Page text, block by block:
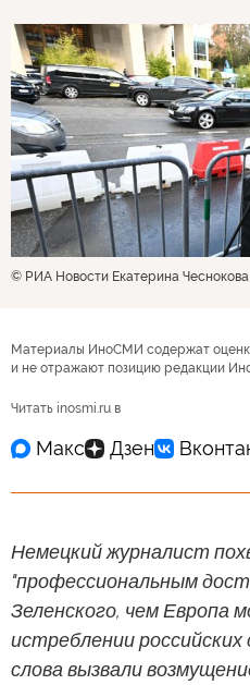
© РИА Новости Екатерина Чеснокова
Материалы ИноСМИ содержат
и не отражают позицию редакции
Читать inosmi.ru в
Немецкий журналист
"профессиональным
Зеленского, чем Европа
истреблении
слова вызвали